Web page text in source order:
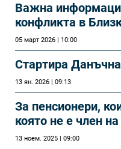
Важна
конфликта в
05 март 2026 | 10:00
Стартира
13 ян. 2026 | 09:13
За пенсионери,
която не е член
13 ноем. 2025 | 09:00